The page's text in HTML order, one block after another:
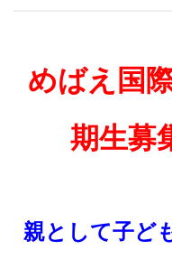
めばえ国
期生募
親として子ど